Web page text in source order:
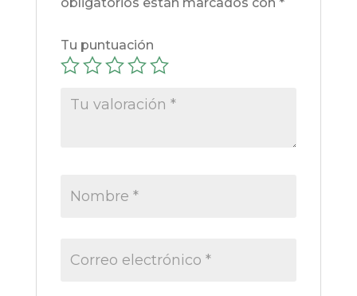
obligatorios están marcados con *
Tu puntuación